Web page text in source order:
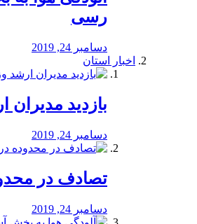
رسی
دسامبر 24, 2019
اخبار استان
بازدید
دسامبر 24, 2019
تصادف در
دسامبر 24, 2019